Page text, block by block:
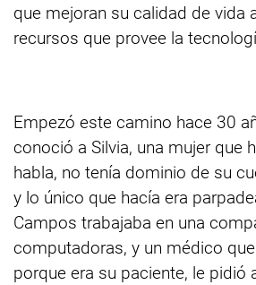
que mejoran su calidad de vida
recursos que provee la
Empezó este camino hace 30
conoció a Silvia, una mujer que
habla, no tenía dominio de su
y lo único que hacía era
Campos trabajaba en una
computadoras, y un médico
porque era su paciente, le pidió